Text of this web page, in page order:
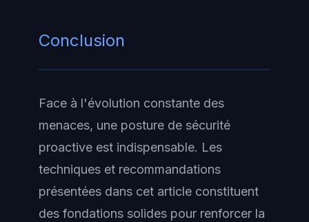
Conclusion
Face à l'évolution constante des
menaces, une posture de sécurité
proactive est indispensable. Les
techniques et recommandations
présentées dans cet article constituent
des fondations solides pour renforcer la